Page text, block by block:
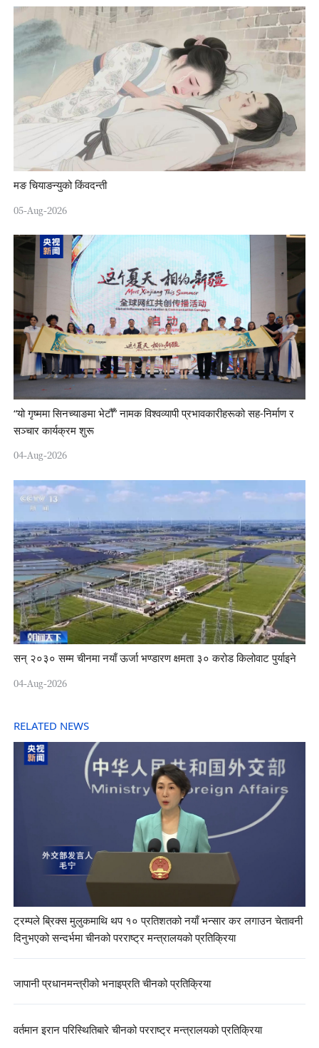
मङ चियाङन्युको किंवदन्ती
05-Aug-2026
“यो गृष्ममा सिनच्याङमा भेटौँ” नामक विश्वव्यापी प्रभावकारीहरूको सह-निर्माण र
सञ्चार कार्यक्रम शुरू
04-Aug-2026
सन् २०३० सम्म चीनमा नयाँ ऊर्जा भण्डारण क्षमता ३० करोड किलोवाट पुर्याइने
04-Aug-2026
RELATED NEWS
ट्रम्पले ब्रिक्स मुलुकमाथि थप १० प्रतिशतको नयाँ भन्सार कर लगाउन चेतावनी
दिनुभएको सन्दर्भमा चीनको परराष्ट्र मन्त्रालयको प्रतिक्रिया
जापानी प्रधानमन्त्रीको भनाइप्रति चीनको प्रतिक्रिया
वर्तमान इरान परिस्थितिबारे चीनको परराष्ट्र मन्त्रालयको प्रतिक्रिया